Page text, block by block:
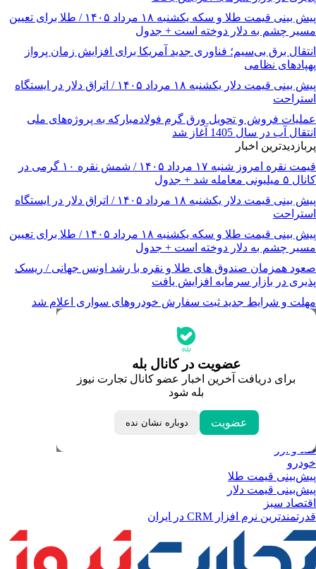
پیش‌ بینی قیمت طلا و سکه یکشنبه ۱۸ مرداد ۱۴۰۵ / طلا برای تعیین
مسیر چشم به دلار دوخته است + جدول
انتقال برق بی‌سیم؛ فناوری جدید آمریکا برای افزایش زمان پرواز
پهپادهای نظامی
پیش ‌بینی قیمت دلار یکشنبه ۱۸ مرداد ۱۴۰۵ / اتراق دلار در ایستگاه
استراحت
عملیات فروش و تحویل ورق گرم فولادمبارکه به پروژه‌های ملی
انتقال آب در سال 1405 آغاز شد
پربازدیدترین اخبار
قیمت نقره امروز شنبه ۱۷ مرداد ۱۴۰۵ / شمش نقره ۱۰ گرمی در
کانال ۵ میلیونی معامله شد + جدول
پیش ‌بینی قیمت دلار یکشنبه ۱۸ مرداد ۱۴۰۵ / اتراق دلار در ایستگاه
استراحت
پیش‌ بینی قیمت طلا و سکه یکشنبه ۱۸ مرداد ۱۴۰۵ / طلا برای تعیین
مسیر چشم به دلار دوخته است + جدول
صعود همزمان صندوق های طلا و نقره با رشد اونس جهانی / ریسک
پذیری در بازار سرمایه افزایش یافت
مهلت و شرایط جدید ثبت سفارش خودروهای سواری اعلام شد
عضویت در کانال بله
برای دریافت آخرین اخبار عضو کانال تجارت نیوز
بله شود
عضویت دوباره نشان نده
جدیدترین قیمت‌ها
قیمت درهم امارات
لحظه تحویل سال
داغ‌ترین‌های اقتصادی
طلا و ارز
خودرو
پیش‌بینی قیمت طلا
پیش‌بینی قیمت دلار
اقتصاد سبز
قدرتمندترین نرم‌ افزار CRM در ایران